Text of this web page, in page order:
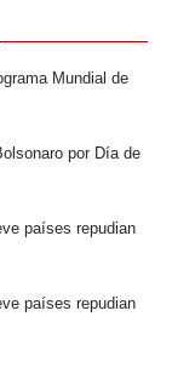
Mundial de
por Día de
países repudian
países repudian